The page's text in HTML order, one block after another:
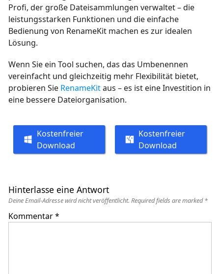
Profi, der große Dateisammlungen verwaltet – die
leistungsstarken Funktionen und die einfache
Bedienung von RenameKit machen es zur idealen
Lösung.
Wenn Sie ein Tool suchen, das das Umbenennen
vereinfacht und gleichzeitig mehr Flexibilität bietet,
probieren Sie RenameKitaus – es ist eine Investition in
eine bessere Dateiorganisation.
Kostenfreier
Download
Kostenfreier
Download
Hinterlasse eine Antwort
Deine Email-Adresse wird nicht veröffentlicht. Required fields are marked*
Kommentar*